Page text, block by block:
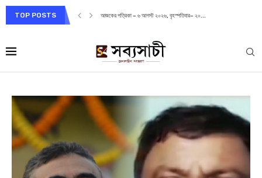
TOP POSTS আজকের পত্রিকা – ৬ আগস্ট ২০২৬, বৃহস্পতিবার– ২০...